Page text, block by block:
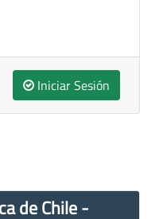
Iniciar Sesión
de Chile -